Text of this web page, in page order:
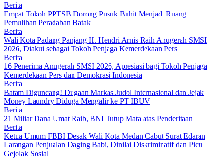
Berita
Empat Tokoh PPTSB Dorong Pusuk Buhit Menjadi Ruang
Pemulihan Peradaban Batak
Berita
Wali Kota Padang Panjang H. Hendri Arnis Raih Anugerah SMSI
2026, Diakui sebagai Tokoh Penjaga Kemerdekaan Pers
Berita
16 Penerima Anugerah SMSI 2026, Apresiasi bagi Tokoh Penjaga
Kemerdekaan Pers dan Demokrasi Indonesia
Berita
Batam Diguncang! Dugaan Markas Judol Internasional dan Jejak
Money Laundry Diduga Mengalir ke PT IBUV
Berita
21 Miliar Dana Umat Raib, BNI Tutup Mata atas Penderitaan
Berita
Ketua Umum FBBI Desak Wali Kota Medan Cabut Surat Edaran
Larangan Penjualan Daging Babi, Dinilai Diskriminatif dan Picu
Gejolak Sosial